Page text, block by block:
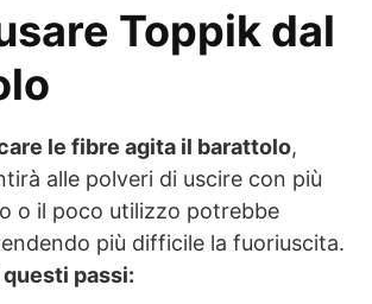
Toppik dal
le fibre agita il barattolo,
alle polveri di uscire con più
o il poco utilizzo potrebbe
più difficile la fuoriuscita.
passi: